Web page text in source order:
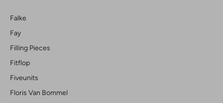
Falke
Fay
Filling Pieces
Fitflop
Fiveunits
Floris Van Bommel